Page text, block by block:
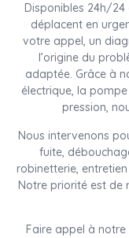
Disponibles 24h/
déplacent en
votre appel, un
l’origine du
adaptée. Grâce à
électrique, la
pression,
Nous intervenons
fuite,
robinetterie,
Notre priorité est de
Faire appel à